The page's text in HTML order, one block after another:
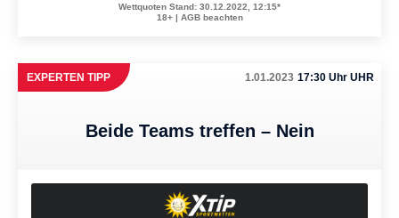
Wettquoten Stand: 30.12.2022, 12:15*
18+ | AGB beachten
EXPERTEN TIPP 1.01.2023 17:30 Uhr UHR
Beide Teams treffen – Nein